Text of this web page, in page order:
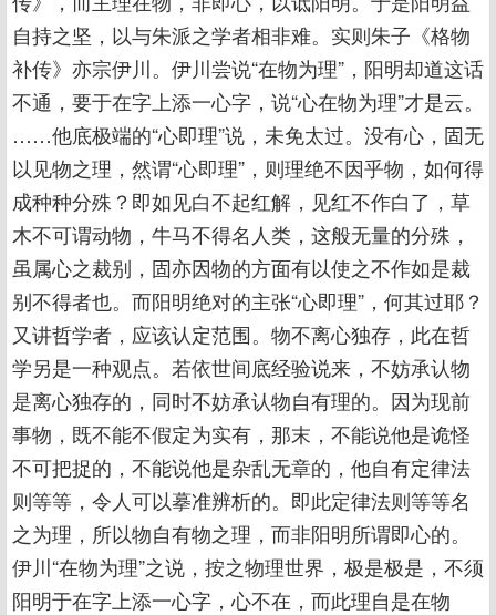
自持之坚，以与朱派之学者相非难。实则朱子《格物
补传》亦宗伊川。伊川尝说“在物为理”，阳明却道这话
不通，要于在字上添一心字，说“心在物为理”才是云。
……他底极端的“心即理”说，未免太过。没有心，固无
以见物之理，然谓“心即理”，则理绝不因乎物，如何得
成种种分殊？即如见白不起红解，见红不作白了，草
木不可谓动物，牛马不得名人类，这般无量的分殊，
虽属心之裁别，固亦因物的方面有以使之不作如是裁
别不得者也。而阳明绝对的主张“心即理”，何其过耶？
又讲哲学者，应该认定范围。物不离心独存，此在哲
学另是一种观点。若依世间底经验说来，不妨承认物
是离心独存的，同时不妨承认物自有理的。因为现前
事物，既不能不假定为实有，那末，不能说他是诡怪
不可把捉的，不能说他是杂乱无章的，他自有定律法
则等等，令人可以摹准辨析的。即此定律法则等等名
之为理，所以物自有物之理，而非阳明所谓即心的。
伊川“在物为理”之说，按之物理世界，极是极是，不须
阳明于在字上添一心字，心不在，而此理自是在物